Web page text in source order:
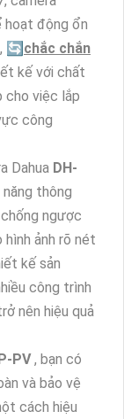
hoạt động ổn
🔄 chắc chắn
kế với chất
cho việc lắp
công
Dahua DH-
thông
ngược
hình ảnh rõ nét
kế sản
công trình
nên hiệu quả
PV, bạn có
và bảo vệ
cách hiệu